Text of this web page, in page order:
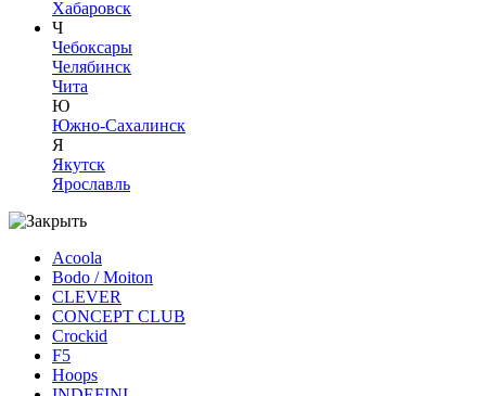
Хабаровск
Ч
Чебоксары
Челябинск
Чита
Ю
Южно-Сахалинск
Я
Якутск
Ярославль
Acoola
Bodo / Moiton
CLEVER
CONCEPT CLUB
Crockid
F5
Hoops